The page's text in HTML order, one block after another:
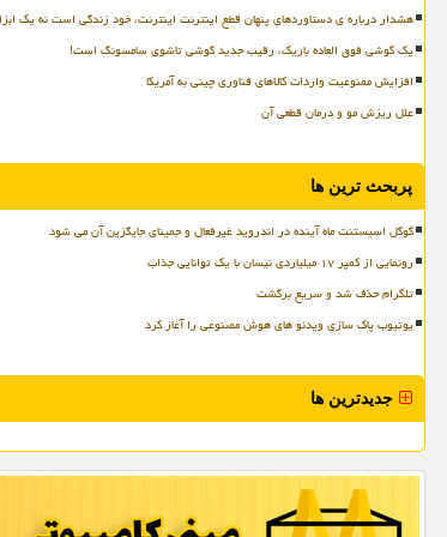
هشدار درباره ی دستاوردهای پنهان قطع اینترنت اینترنت، خود زندگی است نه یک
یک گوشی فوق العاده باریک، رقیب جدید گوشی تاشوی سامسونگ است!
افزایش ممنوعیت واردات کالاهای فناوری چینی به آمریکا
علل ریزش مو و درمان قطعی آن
پربحث ترین ها
گوگل اسیستنت ماه آینده در اندروید غیرفعال و جمینای جایگزین آن می شود
رونمایی از کمپر ۱۷ میلیاردی نیسان با یک توانایی جذاب
تلگرام حذف شد و سریع برگشت
یوتیوب پاک سازی ویدئو های هوش مصنوعی را آغاز کرد
جدیدترین ها